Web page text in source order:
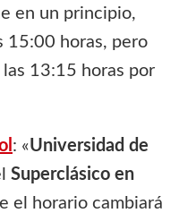
en un principio,
15:00 horas, pero
13:15 horas por
: «Universidad de
Superclásico en
el horario cambiará